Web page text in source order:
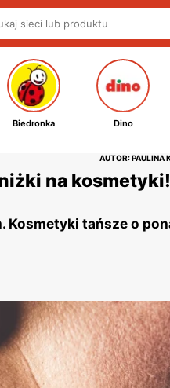
Biedronka Dino
AUTOR: PAULINA
na kosmetyki!
Kosmetyki tańsze o